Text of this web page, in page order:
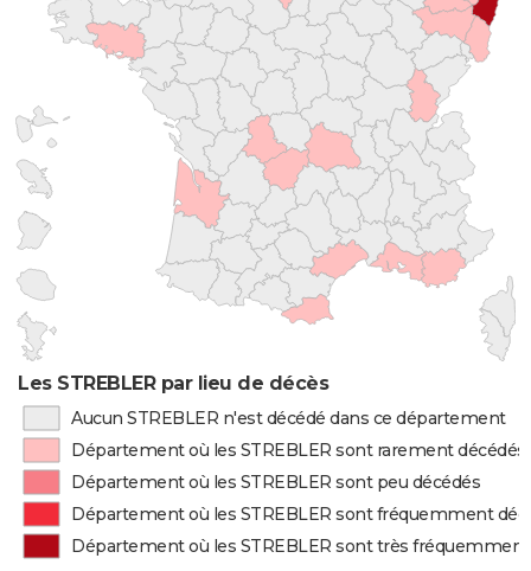
Les STREBLER par lieu de décès
Aucun STREBLER n'est décédé dans ce département
Département où les STREBLER sont rarement décédés
Département où les STREBLER sont peu décédés
Département où les STREBLER sont fréquemment
Département où les STREBLER sont très